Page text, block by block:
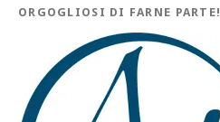
ORGOGLIOSI DI FARNE PARTE!